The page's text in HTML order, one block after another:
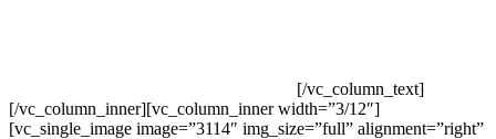
[/vc_column_text]
[/vc_column_inner][vc_column_inner width=”3/12″]
[vc_single_image image=”3114″ img_size=”full” alignment=”right”